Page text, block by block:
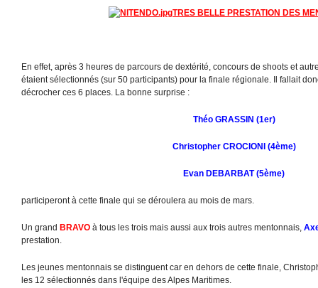
TRES BELLE PRESTATION DES
En effet, après 3 heures de parcours de dextérité, concours de shoots et
étaient sélectionnés (sur 50 participants) pour la finale régionale. Il fallait
décrocher ces 6 places. La bonne surprise :
Théo GRASSIN (1er)
Christopher CROCIONI (4ème)
Evan DEBARBAT (5ème)
participeront à cette finale qui se déroulera au mois de mars.
Un grand BRAVO à tous les trois mais aussi aux trois autres mentonnais,
prestation.
Les jeunes mentonnais se distinguent car en dehors de cette finale,
les 12 sélectionnés dans l'équipe des Alpes Maritimes.